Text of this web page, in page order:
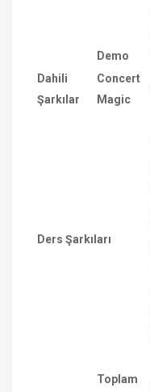
Dahili
Şarkılar
Demo
Concert
Magic
Ders Şarkıları
Toplam